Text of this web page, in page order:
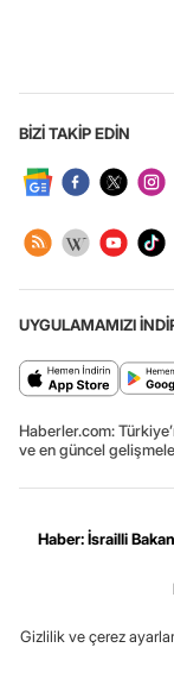
BİZİ TAKİP EDİN
UYGULAMAMIZI
Haberler.com:
ve en güncel
Haber: İsrailli
Gizlilik ve çerez